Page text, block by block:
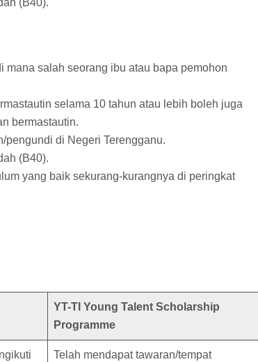
(B40).
mana salah seorang ibu atau bapa pemohon
selama 10 tahun atau lebih boleh juga
bermastautin.
pengundi di Negeri Terengganu.
(B40).
yang baik sekurang-kurangnya di peringkat
YT-TI Young Talent Scholarship
Programme
Telah mendapat tawaran/tempat